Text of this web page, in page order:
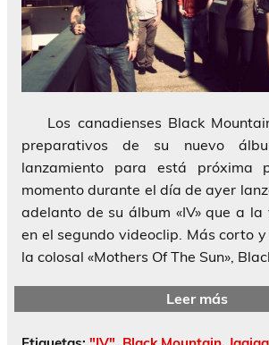
Los canadienses Black
preparativos de su nuevo
lanzamiento para está próxima
momento durante el día de ayer
adelanto de su álbum «IV» que a la
en el segundo videoclip. Más corto
la colosal «Mothers Of The Sun»,
Leer más